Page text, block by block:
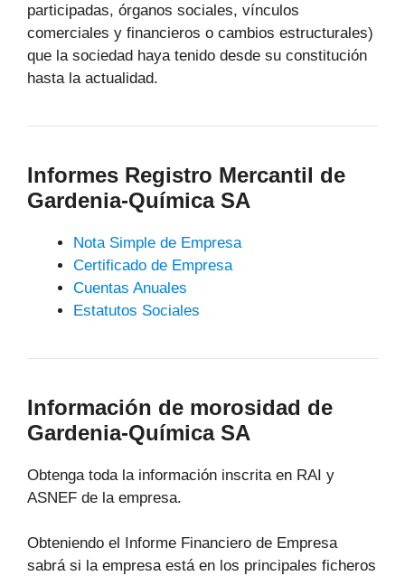
participadas, órganos sociales, vínculos
comerciales y financieros o cambios estructurales)
que la sociedad haya tenido desde su constitución
hasta la actualidad.
Informes Registro Mercantil de
Gardenia-Química SA
Nota Simple de Empresa
Certificado de Empresa
Cuentas Anuales
Estatutos Sociales
Información de morosidad de
Gardenia-Química SA
Obtenga toda la información inscrita en RAI y
ASNEF de la empresa.
Obteniendo el Informe Financiero de Empresa
sabrá si la empresa está en los principales ficheros